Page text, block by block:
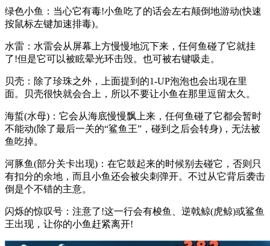
绿色小鱼：当心它有毒!小鱼吃了的话会左右颠倒地游动(快速
按鼠标左键加速排毒)。
水雷：水雷会从屏幕上方慢慢地沉下来，任何鱼碰了它就挂
了!但是它可以被眩晕光环击毁。也可被右键吸走。
贝壳：除了珍珠之外，上面提到的1-UP泡泡也会出现在里
面。贝壳很快就会合上，所以不要让小鱼在那里逗留太久。
海蜇(水母)：它会从海底慢慢飘上来，任何鱼碰了它都会暂时
不能动(除了最后一关的“鲨鱼王”，碰到之后会转身)，无法被
鱼吃掉。
河豚鱼(部分关卡出现)：在它鼓起来的时候别去碰它，否则只
有扣分的余地，而且小鱼还会被尖刺弹开。不过从它背后袭击
倒是个不错的主意。
闪烁的惊叹号：注意了!这一行会有梭鱼、逆戟鲸(虎鲸)或鲨鱼
王出现，让你的小鱼赶紧离开!